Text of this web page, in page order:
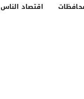
اقتصاد الناس